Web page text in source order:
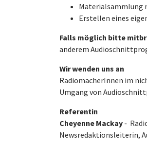
Materialsammlung
Erstellen eines
Falls möglich bitte
anderem
Wir wenden uns an
RadiomacherInnen im
Umgang von
Referentin
Cheyenne Mackay -
Newsredaktionsleiterin,